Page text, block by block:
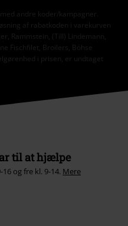
andre koder/kampagner.
af rabatkoden i varekurven
Rammstein, (Till) Lindemann,
Fischfilet, Broilers, Böhse
i prisen, er undtaget
til at hjælpe
og fre kl. 9-14. Mere